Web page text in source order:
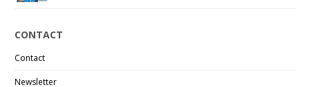
CONTACT
Contact
Newsletter